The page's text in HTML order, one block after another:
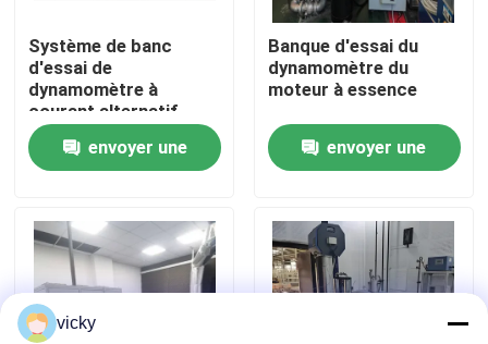
Contactez-nous
Nouvelles
Dynamomètre de couple
Dynamomètre à grande vitesse
Système de banc
d'essai de
dynamomètre à
courant alternatif
envoyer une
Banque d'essai du
dynamomètre du
moteur à essence
envoyer une
vicky